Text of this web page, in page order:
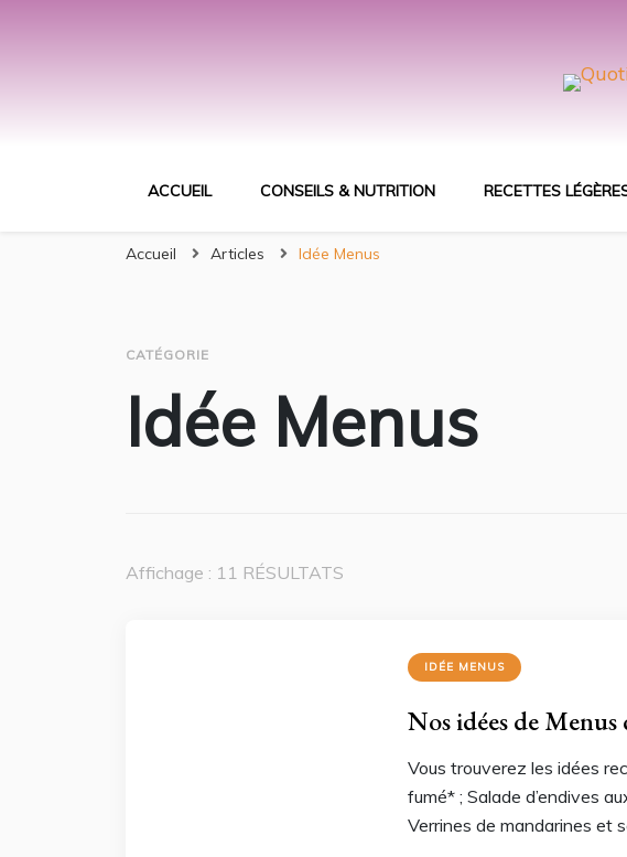
ACCUEIL CONSEILS & NUTRITION RECETTES
Accueil Articles Idée Menus
CATÉGORIE
Idée Menus
Affichage : 11 RÉSULTATS
IDÉE MENUS
Nos idées de Menus
Vous trouverez les idées
fumé* ; Salade d’endives
Verrines de mandarines et